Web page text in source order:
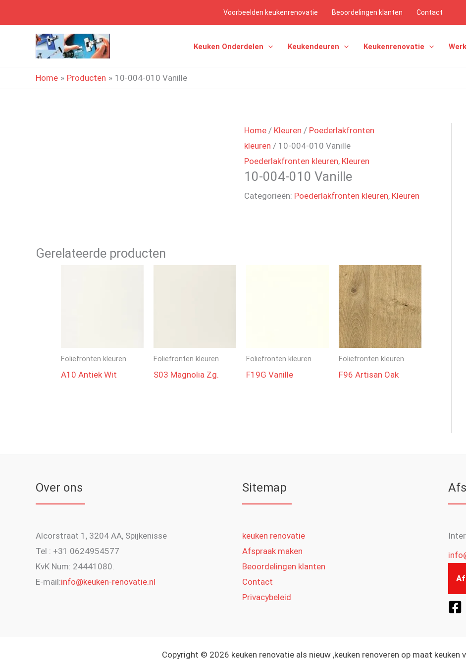
naar
Voorbeelden keukenrenovatie Beoordelingen klanten Contact
Keuken Onderdelen Keukendeuren Keukenrenovatie
Home Producten 10-004-010 Vanille
Home/ Kleuren / Poederlakfronten
kleuren / 10-004-010 Vanille
Poederlakfronten kleuren, Kleuren
10-004-010 Vanille
Categorieën: Poederlakfronten kleuren, Kleuren
Gerelateerde producten
Foliefronten kleuren
A10 Antiek Wit
Foliefronten kleuren
S03 Magnolia Zg.
Foliefronten kleuren
F19G Vanille
Foliefronten kleuren
F96 Artisan Oak
Over ons
Alcorstraat 1, 3204 AA, Spijkenisse
Tel : +31 0624954577
KvK Num: 24441080.
E-mail:info@keuken-renovatie.nl
Sitemap
keuken renovatie
Afspraak maken
Beoordelingen klanten
Contact
Privacybeleid
Copyright © 2026 keuken renovatie als nieuw ,keuken renoveren op maat keuken